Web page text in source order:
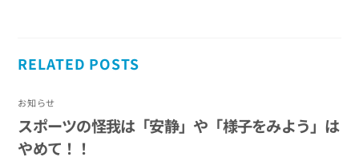
RELATED POSTS
お知らせ
スポーツの怪我は「安静」や「様子をみよう」は
やめて！！